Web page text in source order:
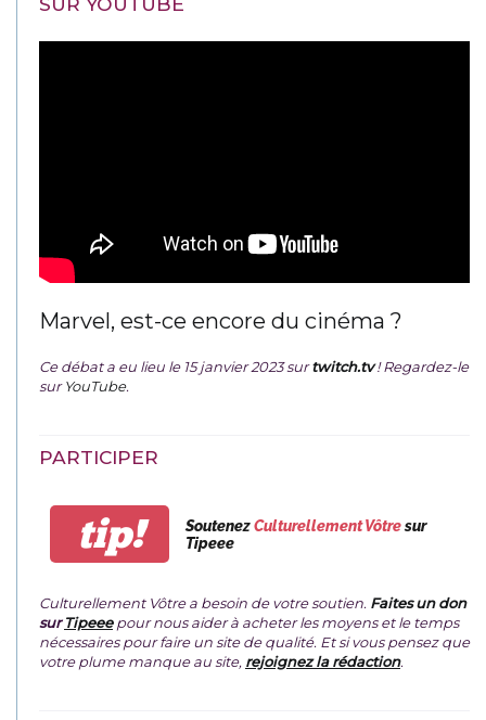
Marvel, est-ce encore du cinéma ?
Ce débat a eu lieu le 15 janvier 2023 surtwitch.tv ! Regardez-le
surYouTube.
PARTICIPER
tip! SoutenezCulturellement Vôtresur
Tipeee
Culturellement Vôtre a besoin de votre soutien. Faites un don
surTipeeepour nous aider à acheter les moyens et le temps
nécessaires pour faire un site de qualité. Et si vous pensez que
votre plume manque au site, rejoignez la rédaction.